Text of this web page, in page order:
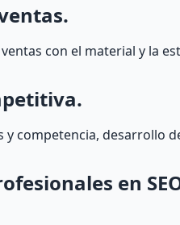
con el material y la
y competencia, desarrollo
en